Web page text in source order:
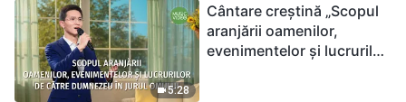
5:28
Cântare creștină „Scopul
aranjării oamenilor,
evenimentelor și lucrurilor